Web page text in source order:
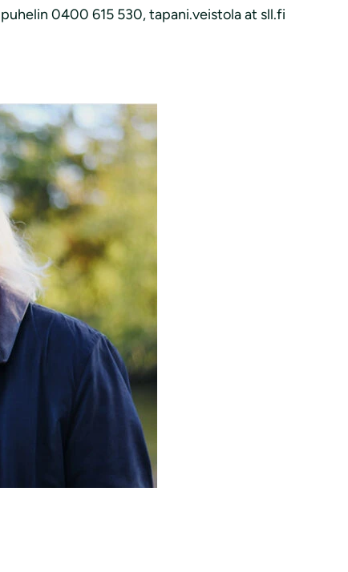
0400 615 530, tapani.veistola at sll.fi